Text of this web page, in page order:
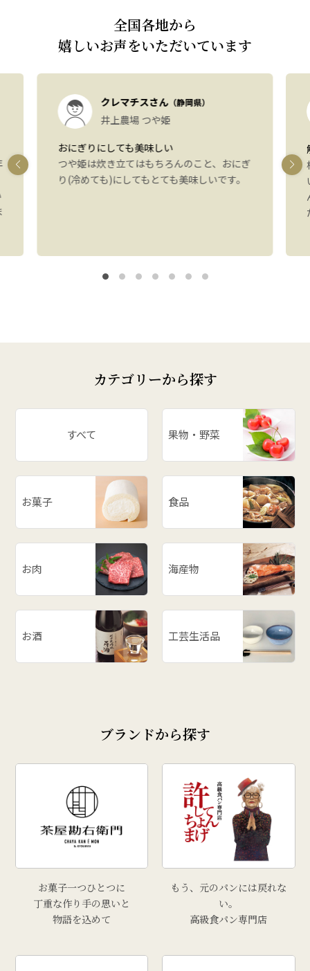
全国各地から
嬉しいお声をいただいています
クレマチスさん（静岡県）
井上農場 つや姫
おにぎりにしても美味しい
つや姫は炊き立てはもちろんのこと、おにぎ
り(冷めても)にしてもとても美味しいです。
カテゴリーから探す
すべて 果物・野菜
お菓子 食品
お肉 海産物
お酒 工芸生活品
ブランドから探す
お菓子一つひとつに
丁重な作り手の思いと
物語を込めて
もう、元のパンには戻れな
い。
高級食パン専門店